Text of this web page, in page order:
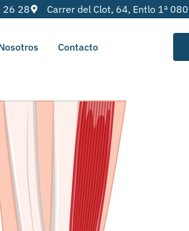
26 28 Carrer del Clot, 64, Entlo 1ª
Contacto